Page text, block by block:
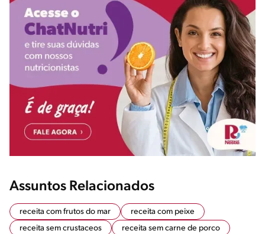
Assuntos Relacionados
receita com frutos do mar
receita com peixe
receita sem crustaceos
receita sem carne de porco